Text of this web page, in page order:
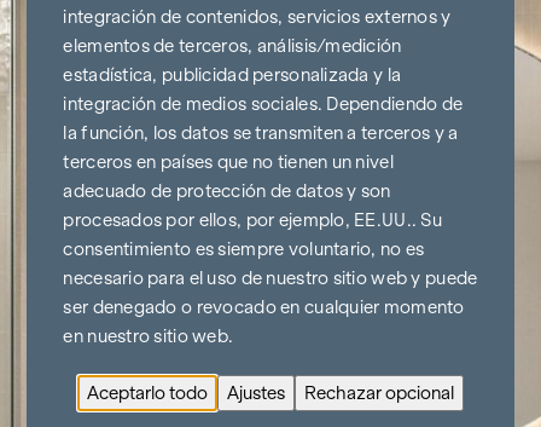
integración de contenidos, servicios externos y
elementos de terceros, análisis/medición
estadística, publicidad personalizada y la
integración de medios sociales. Dependiendo de
la función, los datos se transmiten a terceros y a
terceros en países que no tienen un nivel
adecuado de protección de datos y son
procesados por ellos, por ejemplo, EE.UU.. Su
consentimiento es siempre voluntario, no es
necesario para el uso de nuestro sitio web y puede
ser denegado o revocado en cualquier momento
en nuestro sitio web.
Aceptarlo todo Ajustes Rechazar opcional